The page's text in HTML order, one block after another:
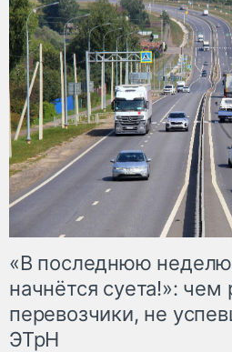
«В последнюю неделю
начнётся суета!»: чем
перевозчики, не
ЭТрН